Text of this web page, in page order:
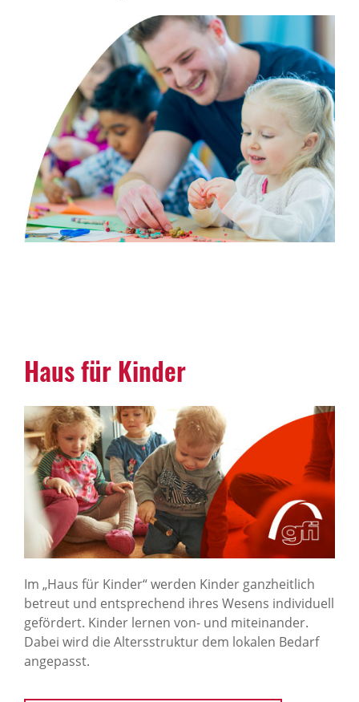
Haus für Kinder
Im „Haus für Kinder“ werden Kinder ganzheitlich
betreut und entsprechend ihres Wesens individuell
gefördert. Kinder lernen von- und miteinander.
Dabei wird die Altersstruktur dem lokalen Bedarf
angepasst.